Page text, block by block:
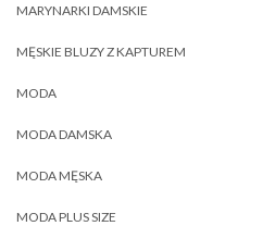
MARYNARKI DAMSKIE
MĘSKIE BLUZY Z KAPTUREM
MODA
MODA DAMSKA
MODA MĘSKA
MODA PLUS SIZE